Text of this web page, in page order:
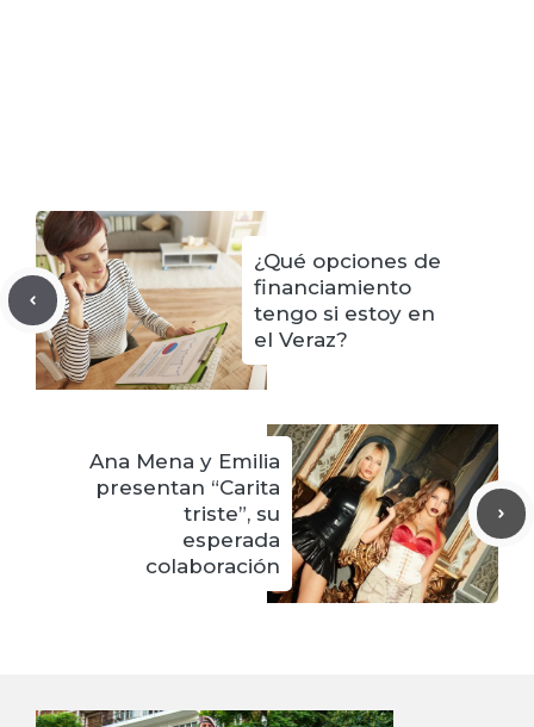
¿Qué opciones de
financiamiento
tengo si estoy en
el Veraz?
Ana Mena y Emilia
presentan “Carita
triste”, su
esperada
colaboración